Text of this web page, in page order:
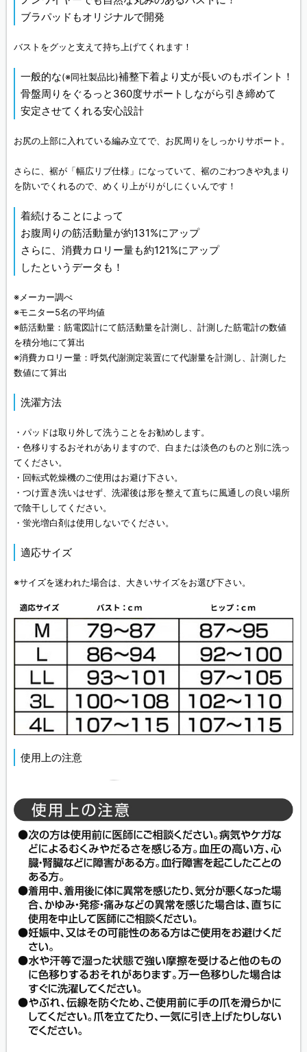
ブラパッドもオリジナルで開発
バストをグッと支えて持ち上げてくれます！
一般的な(※同社製品比)補整下着より丈が長いのもポイント！
骨盤周りをぐるっと360度サポートしながら引き締めて
安定させてくれる安心設計
お尻の上部に入れている編み立てで、お尻周りをしっかりサポート。
さらに、裾が「幅広リブ仕様」になっていて、裾のごわつきや丸まり
を防いでくれるので、めくり上がりがしにくいんです！
着続けることによって
お腹周りの筋活動量が約131%にアップ
さらに、消費カロリー量も約121%にアップ
したというデータも！
※メーカー調べ
※モニター5名の平均値
※筋活動量：筋電図計にて筋活動量を計測し、計測した筋電計の数値
を積分地にて算出
※消費カロリー量：呼気代謝測定装置にて代謝量を計測し、計測した
数値にて算出
洗濯方法
・パッドは取り外して洗うことをお勧めします。
・色移りするおそれがありますので、白または淡色のものと別に洗っ
てください。
・回転式乾燥機のご使用はお避け下さい。
・つけ置き洗いはせず、洗濯後は形を整えて直ちに風通しの良い場所
で陰干ししてください。
・蛍光増白剤は使用しないでください。
適応サイズ
※サイズを迷われた場合は、大きいサイズをお選び下さい。
使用上の注意